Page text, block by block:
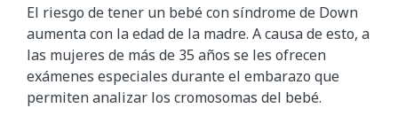
El riesgo de tener un bebé con síndrome de Down
aumenta con la edad de la madre. A causa de esto, a
las mujeres de más de 35 años se les ofrecen
exámenes especiales durante el embarazo que
permiten analizar los cromosomas del bebé.